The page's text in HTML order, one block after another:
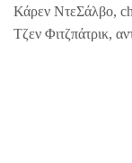
Κάρεν ΝτεΣάλβο,
Τζεν Φιτζπάτρικ,